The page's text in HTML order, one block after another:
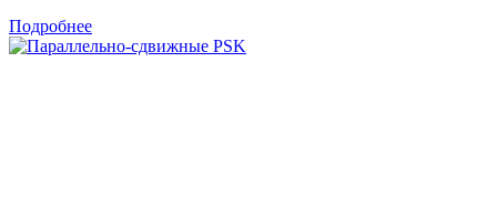
Подробнее